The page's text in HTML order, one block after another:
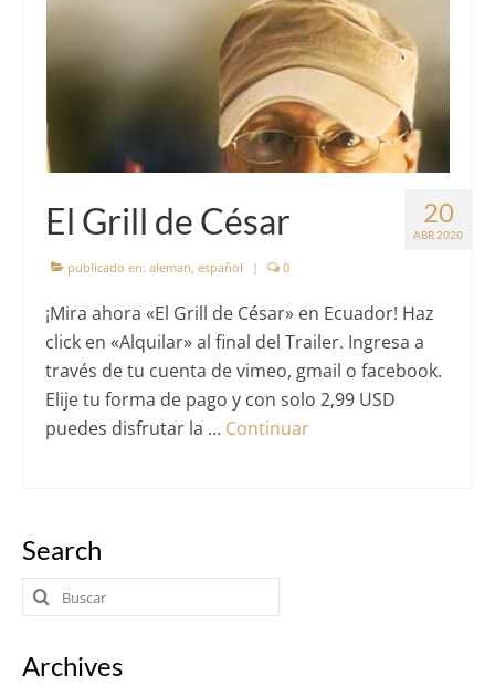
20
ABR 2020
El Grill de César
publicado en: aleman, español | 0
¡Mira ahora «El Grill de César» en Ecuador! Haz
click en «Alquilar» al final del Trailer. Ingresa a
través de tu cuenta de vimeo, gmail o facebook.
Elije tu forma de pago y con solo 2,99 USD
puedes disfrutar la … Continuar
Search
Buscar
por:
Archives